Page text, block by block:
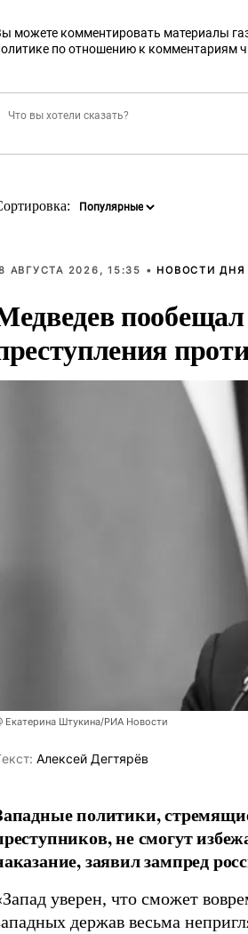
можете комментировать материалы
по отношению к комментариям
АВГУСТА 2026, 15:35 • НОВОСТИ ДНЯ
Екатерина Штукина/РИА Новости
Алексей Дегтярёв
политики,
не смогут
заявил зампред
уверен, что сможет
держав весьма